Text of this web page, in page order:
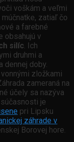
voškám a veľmi
zatiaľ čo
a farebné
obsahujú v
silíc. Ich
druhmi a
a dennej doby.
zložkami
zameraná na
účely sa nazýva
je
pri Lipsku
záhrade v
Borovej hore.